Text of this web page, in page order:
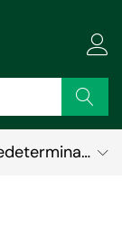
Buscar
Orden predeterminado